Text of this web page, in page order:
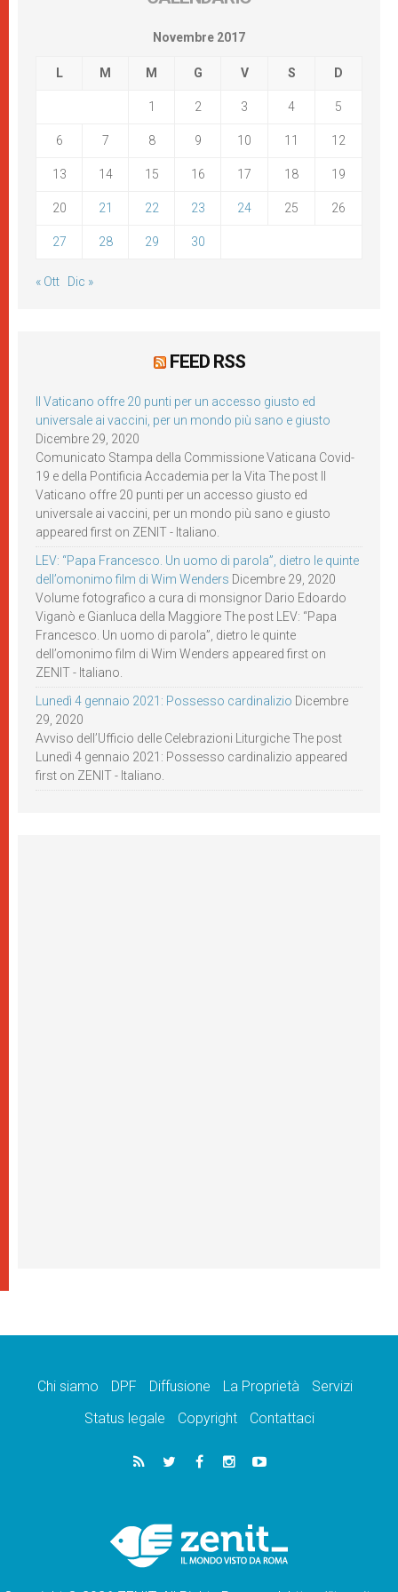
Novembre 2017
L M M G V S D
1 2 3 4 5
6 7 8 9 10 11 12
13 14 15 16 17 18 19
20 21 22 23 24 25 26
27 28 29 30
« Ott Dic »
FEED RSS
Il Vaticano offre 20 punti per un accesso giusto ed
universale ai vaccini, per un mondo più sano e giusto
Dicembre 29, 2020
Comunicato Stampa della Commissione Vaticana Covid-
19 e della Pontificia Accademia per la Vita The post Il
Vaticano offre 20 punti per un accesso giusto ed
universale ai vaccini, per un mondo più sano e giusto
appeared first on ZENIT - Italiano.
LEV: “Papa Francesco. Un uomo di parola”, dietro le quinte
dell’omonimo film di Wim Wenders Dicembre 29, 2020
Volume fotografico a cura di monsignor Dario Edoardo
Viganò e Gianluca della Maggiore The post LEV: “Papa
Francesco. Un uomo di parola”, dietro le quinte
dell’omonimo film di Wim Wenders appeared first on
ZENIT - Italiano.
Lunedì 4 gennaio 2021: Possesso cardinalizio Dicembre
29, 2020
Avviso dell’Ufficio delle Celebrazioni Liturgiche The post
Lunedì 4 gennaio 2021: Possesso cardinalizio appeared
first on ZENIT - Italiano.
Chi siamo DPF Diffusione La Proprietà
Servizi
Status legale
Copyright Contattaci